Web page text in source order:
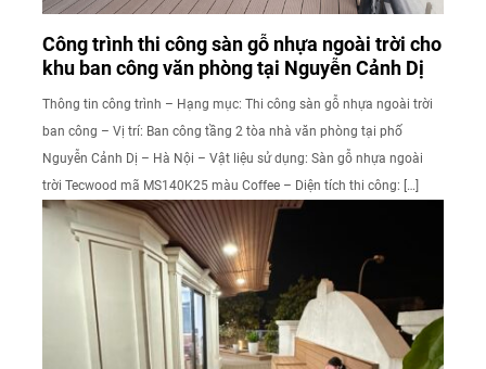
Công trình thi công sàn gỗ nhựa ngoài trời cho
khu ban công văn phòng tại Nguyễn Cảnh Dị
Thông tin công trình – Hạng mục: Thi công sàn gỗ nhựa ngoài trời
ban công – Vị trí: Ban công tầng 2 tòa nhà văn phòng tại phố
Nguyễn Cảnh Dị – Hà Nội – Vật liệu sử dụng: Sàn gỗ nhựa ngoài
trời Tecwood mã MS140K25 màu Coffee – Diện tích thi công: […]